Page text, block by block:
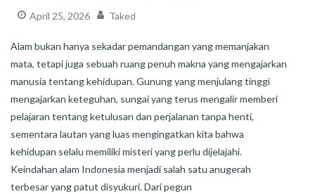
April 25, 2026 Taked
Alam bukan hanya sekadar pemandangan yang memanjakan
mata, tetapi juga sebuah ruang penuh makna yang mengajarkan
manusia tentang kehidupan. Gunung yang menjulang tinggi
mengajarkan keteguhan, sungai yang terus mengalir memberi
pelajaran tentang ketulusan dan perjalanan tanpa henti,
sementara lautan yang luas mengingatkan kita bahwa
kehidupan selalu memiliki misteri yang perlu dijelajahi.
Keindahan alam Indonesia menjadi salah satu anugerah
terbesar yang patut disyukuri. Dari pegun